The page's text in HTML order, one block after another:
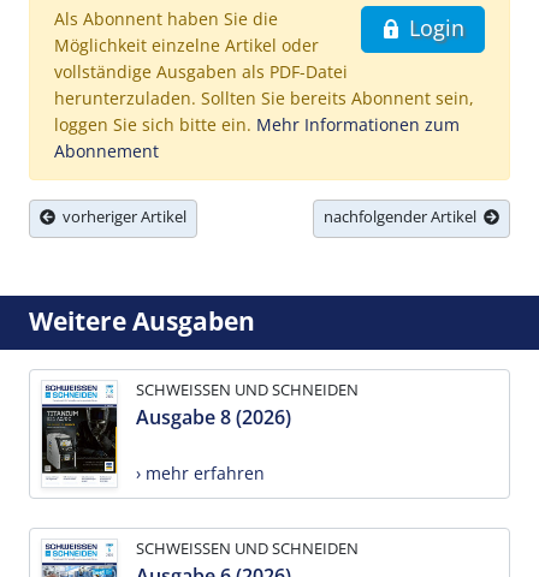
Login
Als Abonnent haben Sie die
Möglichkeit einzelne Artikel oder
vollständige Ausgaben als PDF-Datei
herunterzuladen. Sollten Sie bereits Abonnent sein,
loggen Sie sich bitte ein. Mehr Informationen zum
Abonnement
vorheriger Artikel nachfolgender Artikel
Weitere Ausgaben
SCHWEISSEN UND SCHNEIDEN
Ausgabe 8 (2026)
› mehr erfahren
SCHWEISSEN UND SCHNEIDEN